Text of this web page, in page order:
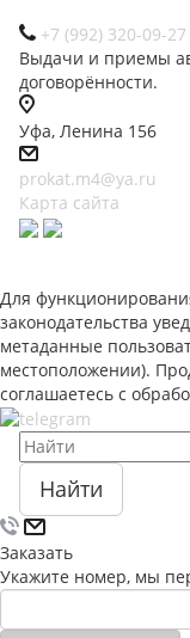
+7 (992) 320-09-27
Выдачи и приемы
договорённости.
Уфа, Ленина 156
prokat.m4@ya.ru
Карта сайта
Для
законодательства
метаданные
местоположении).
соглашаетесь с
Найти
Заказать
Укажите номер, мы